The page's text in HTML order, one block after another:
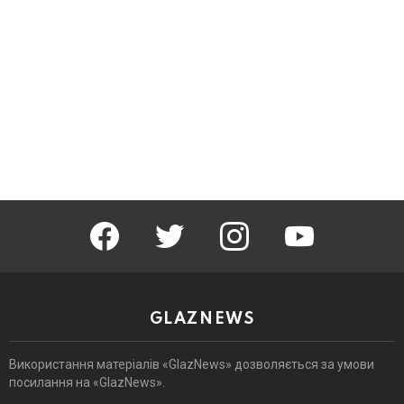
facebook twitter instagram youtube
GLAZNEWS
Використання матеріалів «GlazNews» дозволяється за умови
посилання на «GlazNews».